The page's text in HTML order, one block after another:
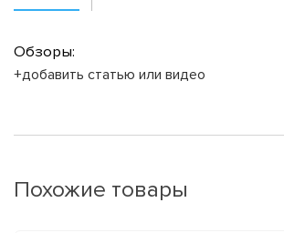
Обзоры:
+добавить статью или видео
Похожие товары